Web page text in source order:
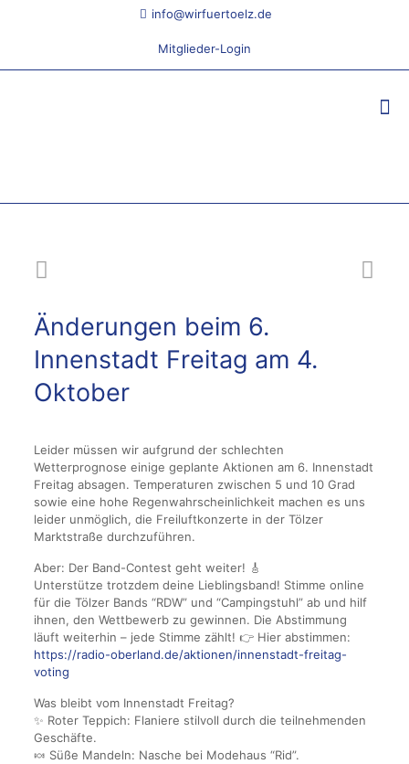
info@wirfuertoelz.de
Mitglieder-Login
Änderungen beim 6.
Innenstadt Freitag am 4.
Oktober
Leider müssen wir aufgrund der schlechten
Wetterprognose einige geplante Aktionen am 6. Innenstadt
Freitag absagen. Temperaturen zwischen 5 und 10 Grad
sowie eine hohe Regenwahrscheinlichkeit machen es uns
leider unmöglich, die Freiluftkonzerte in der Tölzer
Marktstraße durchzuführen.
Aber: Der Band-Contest geht weiter! 🎸
Unterstütze trotzdem deine Lieblingsband! Stimme online
für die Tölzer Bands “RDW” und “Campingstuhl” ab und hilf
ihnen, den Wettbewerb zu gewinnen. Die Abstimmung
läuft weiterhin – jede Stimme zählt! 👉 Hier abstimmen:
https://radio-oberland.de/aktionen/innenstadt-freitag-
voting
Was bleibt vom Innenstadt Freitag?
✨ Roter Teppich: Flaniere stilvoll durch die teilnehmenden
Geschäfte.
🍬 Süße Mandeln: Nasche bei Modehaus “Rid”.